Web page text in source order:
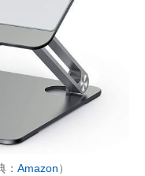
Amazon）